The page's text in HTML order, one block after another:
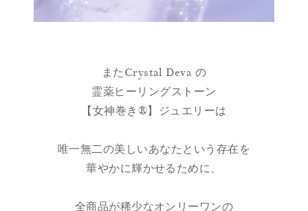
またCrystal Deva の
霊薬ヒーリングストーン
【女神巻き®】ジュエリーは
唯一無二の美しいあなたという存在を
華やかに輝かせるために、
全商品が稀少なオンリーワンの